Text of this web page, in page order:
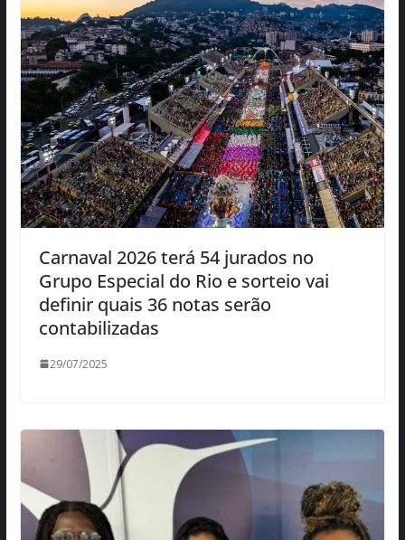
Carnaval 2026 terá 54 jurados no
Grupo Especial do Rio e sorteio vai
definir quais 36 notas serão
contabilizadas
29/07/2025